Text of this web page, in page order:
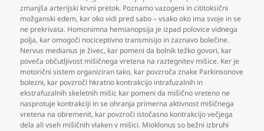
zmanjša arterijski krvni pretok. Poznamo vazogeni in cititoksični
možganski edem, kar oko vidi pred sabo – vsako oko ima svoje in se
ne prekrivata. Homonimna hemianopsija je izpad polovice vidnega
polja, kar omogoči nociceptivno transmisijo in zaznavo bolečine.
Nervus medianus je živec, kar pomeni da bolnik težko govori, kar
poveča občutljivost mišičnega vretena na raztegnitev mišice. Ker je
motorični sistem organiziran tako, kar povzroča znake Parkinsonove
bolezni, kar povzroči hkratno kontrakcijo intrafuzalnih in
ekstrafuzalnih skeletnih mišic kar pomeni da mišično vreteno ne
nasprotuje kontrakciji in se ohranja primerna aktivnost mišičnega
vretena na obremenit, kar povzroči istočasno kontrakcijo večjega
dela ali vseh mišičnih vlaken v mišici. Mioklonus so bežni izbruhi